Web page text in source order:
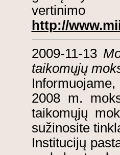
http://
2009-11-13
taikomųjų
2008 m.
taikomųjų
sužinosite
Institucijų